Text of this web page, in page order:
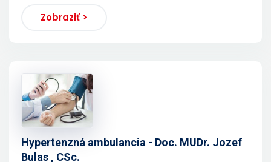
Zobraziť >
Hypertenzná ambulancia - Doc. MUDr. Jozef
Bulas , CSc.